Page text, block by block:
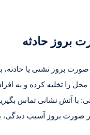
بروز حادثه
بروز نشتی یا حادثه،
را تخلیه کرده و به
با آتش نشانی تماس
صورت بروز آسیب دیدگی،